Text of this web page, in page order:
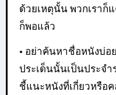
ด้วยเหตุนั้น พวกเราก็
ก็พอแล้ว
• อย่าค้นหาชื่อหนังบ่อ
ประเด็นนั้นเป็นประจ
ชี้แนะหนังที่เกี่ยวหรือ